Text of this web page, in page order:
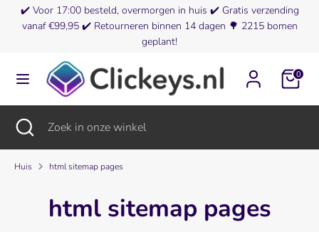
Verder
✔️ Voor 17:00 besteld, overmorgen in huis ✔️ Gratis verzending
vanaf €99,95 ✔️ Retourneren binnen 14 dagen 🌳 2215 bomen
geplant!
0
Valuta
België (EUR €)
ZoekenZoek
in
onze
Zoeken Zoek
onze
winkel
Zoekopdracht
sluiten
Huis html sitemap pages
html sitemap pages